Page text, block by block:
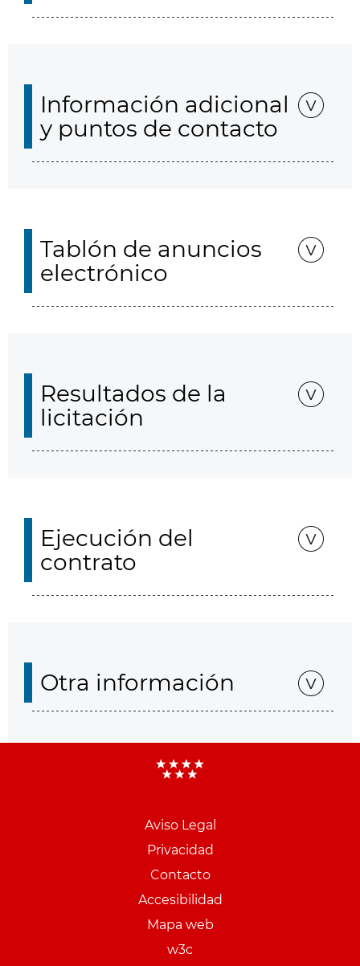
Información adicional
y puntos de contacto
Tablón de anuncios
electrónico
Resultados de la
licitación
Ejecución del
contrato
Otra información
Aviso Legal
Privacidad
Contacto
Accesibilidad
Mapa web
w3c